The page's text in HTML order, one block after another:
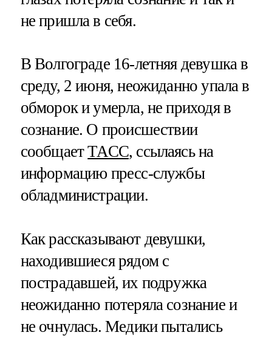
не пришла в себя.
В Волгограде 16-летняя девушка в
среду, 2 июня, неожиданно упала в
обморок и умерла, не приходя в
сознание. О происшествии
сообщаетТАСС, ссылаясь на
информацию пресс-службы
обладминистрации.
Как рассказывают девушки,
находившиеся рядом с
пострадавшей, их подружка
неожиданно потеряла сознание и
не очнулась. Медики пытались